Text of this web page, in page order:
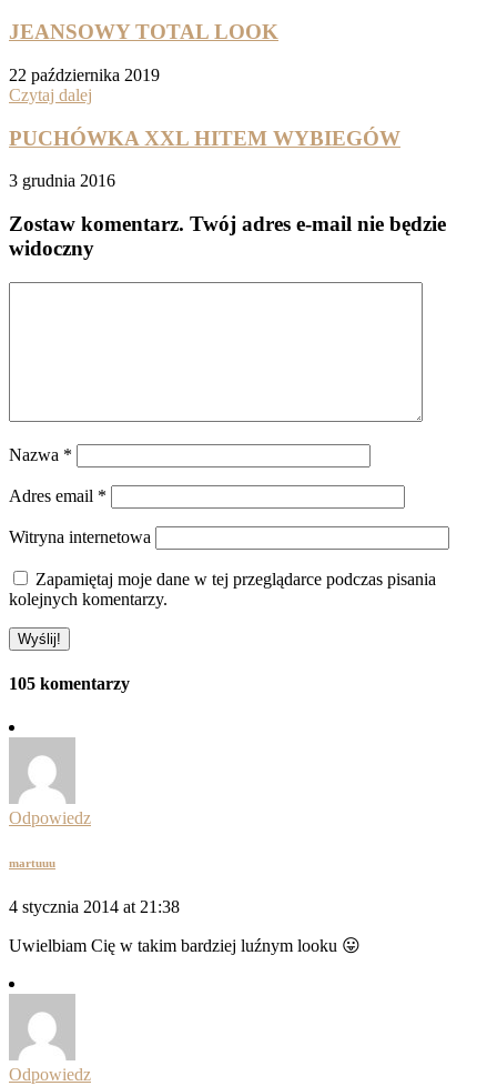
JEANSOWY TOTAL LOOK
22 października 2019
Czytaj dalej
PUCHÓWKA XXL HITEM WYBIEGÓW
3 grudnia 2016
Zostaw komentarz. Twój adres e-mail nie będzie
widoczny
Nazwa *
Adres email *
Witryna internetowa
Zapamiętaj moje dane w tej przeglądarce podczas pisania
kolejnych komentarzy.
105 komentarzy
Odpowiedz
martuuu
4 stycznia 2014 at 21:38
Uwielbiam Cię w takim bardziej luźnym looku 😛
Odpowiedz